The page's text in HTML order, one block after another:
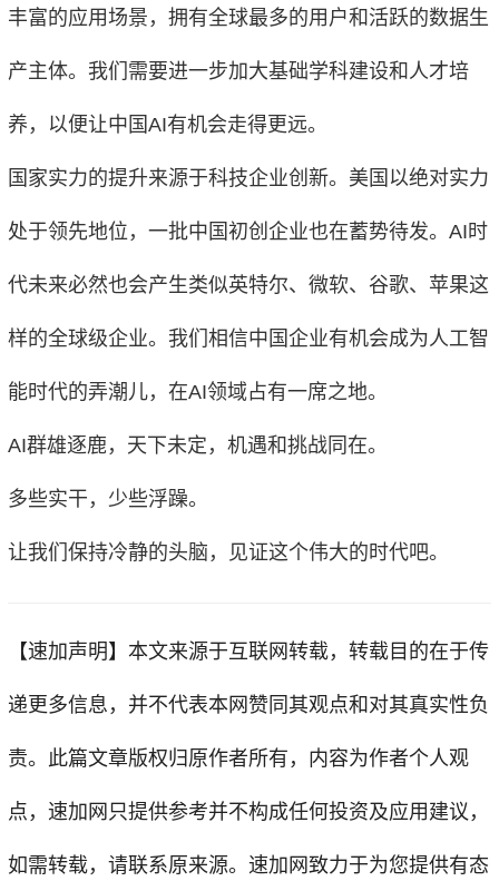
丰富的应用场景，拥有全球最多的用户和活跃的数据生
产主体。我们需要进一步加大基础学科建设和人才培
养，以便让中国AI有机会走得更远。
国家实力的提升来源于科技企业创新。美国以绝对实力
处于领先地位，一批中国初创企业也在蓄势待发。AI时
代未来必然也会产生类似英特尔、微软、谷歌、苹果这
样的全球级企业。我们相信中国企业有机会成为人工智
能时代的弄潮儿，在AI领域占有一席之地。
AI群雄逐鹿，天下未定，机遇和挑战同在。
多些实干，少些浮躁。
让我们保持冷静的头脑，见证这个伟大的时代吧。
【速加声明】 本文来源于互联网转载，转载目的在于传
递更多信息，并不代表本网赞同其观点和对其真实性负
责。此篇文章版权归原作者所有，内容为作者个人观
点， 速加网 只提供参考并不构成任何投资及应用建议，
如需转载，请联系原来源。速加网致力于为您提供有态